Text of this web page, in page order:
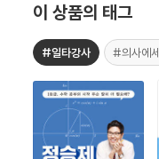
이 상품의 태그
#일타강사 #의사에